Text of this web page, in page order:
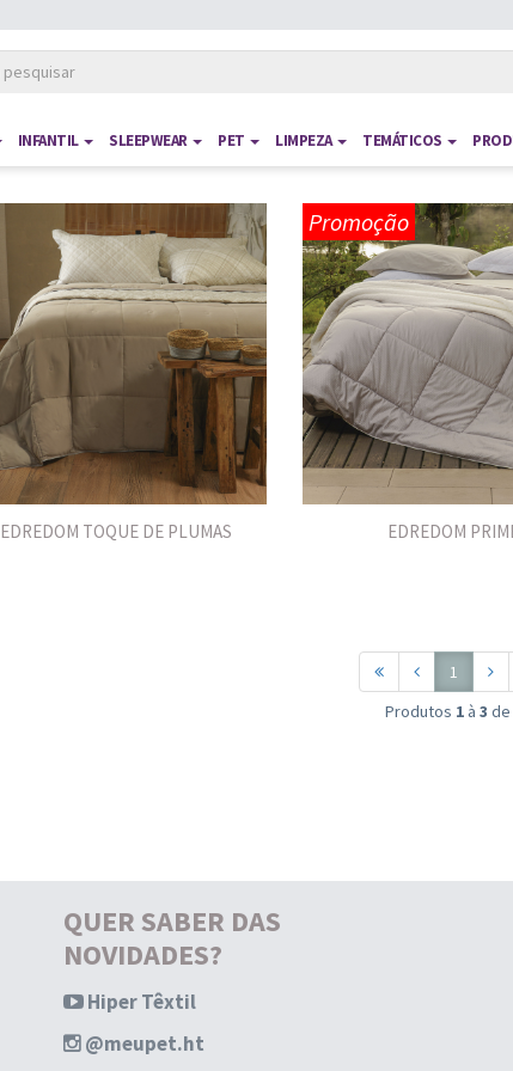
INFANTIL SLEEPWEAR PET LIMPEZA TEMÁTICOS
EDREDOM TOQUE DE PLUMAS
Promoção
EDREDOM
1
Produtos 1à 3 de
QUER SABER DAS
NOVIDADES?
Hiper Têxtil
@meupet.ht